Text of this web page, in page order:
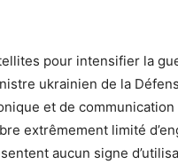
pour intensifier la
ukrainien de la
et de communication
extrêmement limité
aucun signe